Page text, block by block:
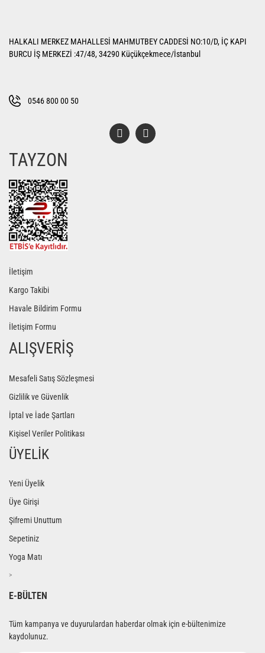
Ürün açıklamasında eksik bilgiler bulunuyor.
Bu ürüne benzer farklı alternatifler olmalı.
HALKALI MERKEZ MAHALLESİ MAHMUTBEY CADDESİ NO:10/D, İÇ KAPI
BURCU İŞ MERKEZİ :47/48, 34290 Küçükçekmece/İstanbul
0546 800 00 50
TAYZON
İletişim
Kargo Takibi
Havale Bildirim Formu
İletişim Formu
ALIŞVERİŞ
Mesafeli Satış Sözleşmesi
Gizlilik ve Güvenlik
İptal ve İade Şartları
Kişisel Veriler Politikası
ÜYELİK
Yeni Üyelik
Üye Girişi
Şifremi Unuttum
Sepetiniz
Yoga Matı
>
E-BÜLTEN
Tüm kampanya ve duyurulardan haberdar olmak için e-bültenimize
kaydolunuz.